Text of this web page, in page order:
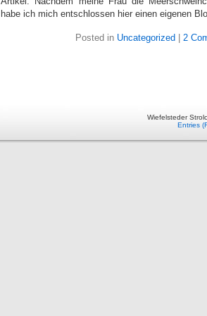
habe ich mich entschlossen hier einen eigenen
Posted in Uncategorized 2
Wiefelsteder
Entries